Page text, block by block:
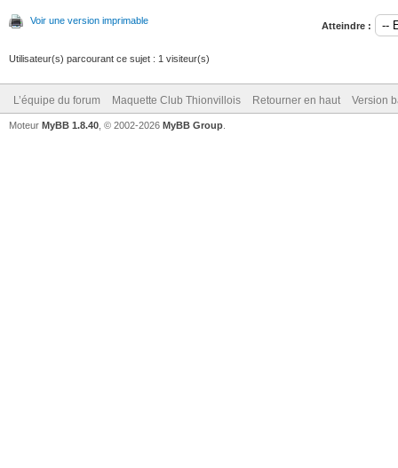
Voir une version imprimable Atteindre :
Utilisateur(s) parcourant ce sujet : 1 visiteur(s)
L’équipe du forum Maquette Club Thionvillois Retourner en haut Version
Moteur MyBB 1.8.40 , © 2002-2026 MyBB Group